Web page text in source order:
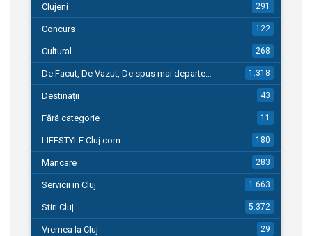
Clujeni 291
Concurs 122
Cultural 268
De Facut, De Vazut, De spus mai departe… 1.318
Destinații 43
Fără categorie 11
LIFESTYLE Cluj.com 180
Mancare 283
Servicii in Cluj 1.663
Stiri Cluj 5.372
Vremea la Cluj 29